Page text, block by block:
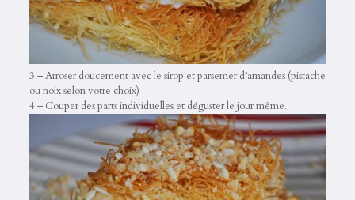
3 – Arroser doucement avec le sirop et parsemer d’amandes (pistache
ou noix selon votre choix)
4 – Couper des parts individuelles et déguster le jour même.